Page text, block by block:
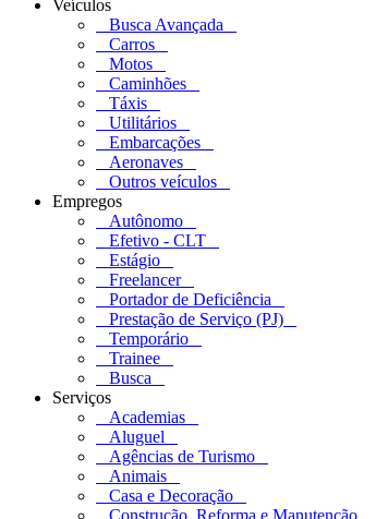
Veículos
Busca Avançada
Carros
Motos
Caminhões
Táxis
Utilitários
Embarcações
Aeronaves
Outros veículos
Empregos
Autônomo
Efetivo - CLT
Estágio
Freelancer
Portador de Deficiência
Prestação de Serviço (PJ)
Temporário
Trainee
Busca
Serviços
Academias
Aluguel
Agências de Turismo
Animais
Casa e Decoração
Construção, Reforma e Manutenção